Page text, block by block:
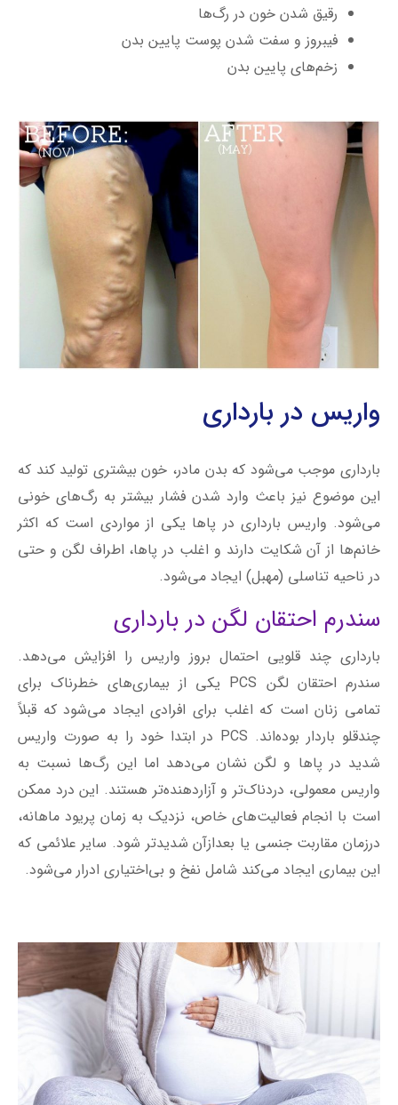
رقیق شدن خون در رگ‌ها
فیبروز و سفت شدن پوست پایین بدن
زخم‌های پایین بدن
واریس در بارداری
بارداری موجب می‌شود که بدن مادر، خون بیشتری تولید کند که
این موضوع نیز باعث وارد شدن فشار بیشتر به رگ‌های خونی
می‌شود. واریس بارداری در پاها یکی از مواردی است که اکثر
خانم‌ها از آن شکایت دارند و اغلب در پاها، اطراف لگن و حتی
در ناحیه تناسلی (مهبل) ایجاد می‌شود.
سندرم احتقان لگن در بارداری
بارداری چند قلویی احتمال بروز واریس را افزایش می‌دهد.
سندرم احتقان لگن PCS یکی از بیماری‌های خطرناک برای
تمامی زنان است که اغلب برای افرادی ایجاد می‌شود که قبلاً
چندقلو باردار بوده‌اند. PCS در ابتدا خود را به صورت واریس
شدید در پاها و لگن نشان می‌دهد اما این رگ‌ها نسبت به
واریس معمولی، دردناک‌تر و آزاردهنده‌تر هستند. این درد ممکن
است با انجام فعالیت‌های خاص، نزدیک به زمان پریود ماهانه،
درزمان مقاربت جنسی یا بعدازآن شدید‌تر شود. سایر علائمی که
این بیماری ایجاد می‌کند شامل نفخ و بی‌اختیاری ادرار می‌شود.